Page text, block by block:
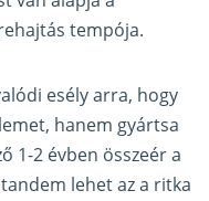
tempója.
esély arra, hogy
hanem gyártsa
1-2 évben összeér a
lehet az a ritka